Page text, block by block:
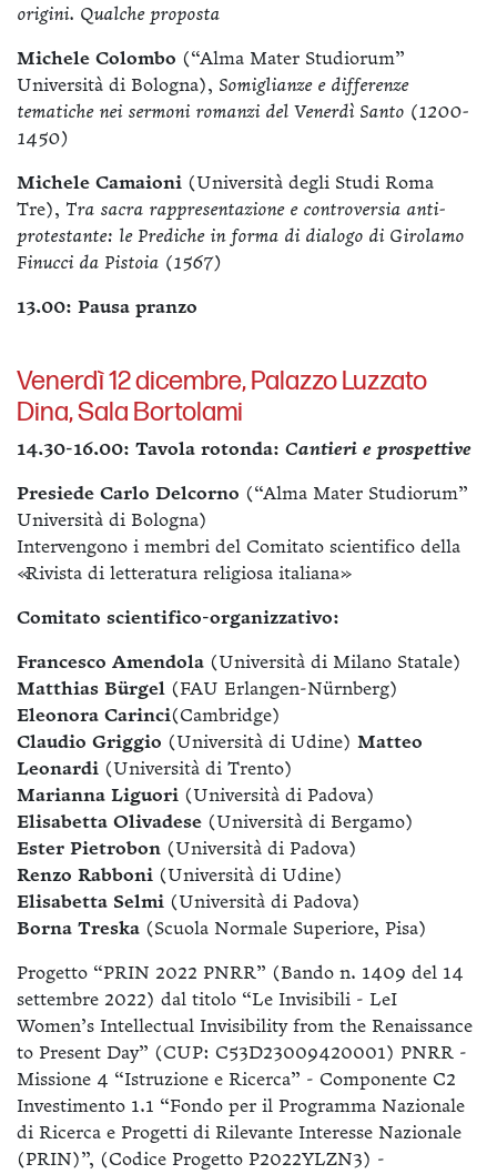
origini. Qualche proposta
Michele Colombo (“Alma Mater Studiorum”
Università di Bologna), Somiglianze e differenze
tematiche nei sermoni romanzi del Venerdì Santo (1200-
1450)
Michele Camaioni (Università degli Studi Roma
Tre), Tra sacra rappresentazione e controversia anti-
protestante: le Prediche in forma di dialogo di Girolamo
Finucci da Pistoia (1567)
13.00: Pausa pranzo
Venerdì 12 dicembre, Palazzo Luzzato
Dina, Sala Bortolami
14.30-16.00: Tavola rotonda: Cantieri e prospettive
Presiede Carlo Delcorno (“Alma Mater Studiorum”
Università di Bologna)
Intervengono i membri del Comitato scientifico della
«Rivista di letteratura religiosa italiana»
Comitato scientifico-organizzativo:
Francesco Amendola (Università di Milano Statale)
Matthias Bürgel (FAU Erlangen-Nürnberg)
Eleonora Carinci(Cambridge)
Claudio Griggio (Università di Udine) Matteo
Leonardi (Università di Trento)
Marianna Liguori (Università di Padova)
Elisabetta Olivadese (Università di Bergamo)
Ester Pietrobon (Università di Padova)
Renzo Rabboni (Università di Udine)
Elisabetta Selmi (Università di Padova)
Borna Treska (Scuola Normale Superiore, Pisa)
Progetto “PRIN 2022 PNRR” (Bando n. 1409 del 14
settembre 2022) dal titolo “Le Invisibili - LeI
Women’s Intellectual Invisibility from the Renaissance
to Present Day” (CUP: C53D23009420001) PNRR -
Missione 4 “Istruzione e Ricerca” - Componente C2
Investimento 1.1 “Fondo per il Programma Nazionale
di Ricerca e Progetti di Rilevante Interesse Nazionale
(PRIN)”, (Codice Progetto P2022YLZN3) -